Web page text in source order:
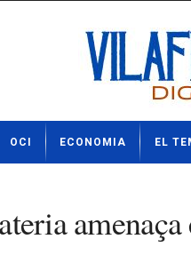
OCI ECONOMIA EL